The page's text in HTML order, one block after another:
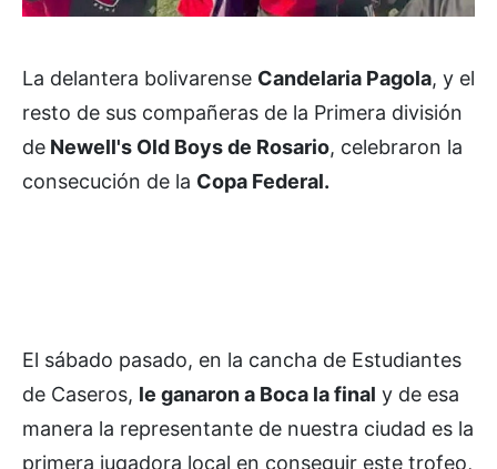
La delantera bolivarense Candelaria Pagola, y el
resto de sus compañeras de la Primera división
de Newell's Old Boys de Rosario, celebraron la
consecución de la Copa Federal.
El sábado pasado, en la cancha de Estudiantes
de Caseros, le ganaron a Boca la final y de esa
manera la representante de nuestra ciudad es la
primera jugadora local en conseguir este trofeo,